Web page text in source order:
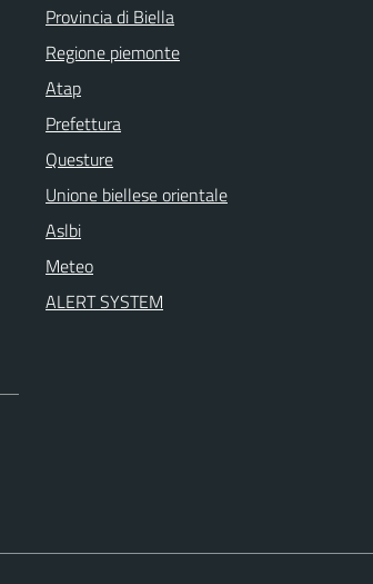
Provincia di Biella
Regione piemonte
Atap
Prefettura
Questure
Unione biellese orientale
Aslbi
Meteo
ALERT SYSTEM